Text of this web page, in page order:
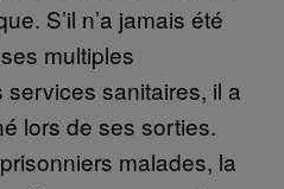
S’il n’a jamais été
multiples
sanitaires, il a
lors de ses sorties.
malades, la